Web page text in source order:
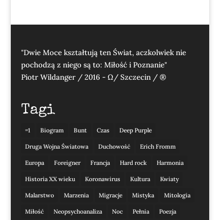
"Dwie Moce kształtują ten Świat, aczkolwiek nie
pochodzą z niego są to: Miłość i Poznanie"
Piotr Wildanger / 2016 - Ω/ Szczecin / ®
Tagi
=1 Biogram Bunt Czas Deep Purple
Druga Wojna Światowa Duchowość Erich Fromm
Europa Foreigner Francja Hard rock Harmonia
Historia XX wieku Koronawirus Kultura Kwiaty
Malarstwo Marzenia Migracje Mistyka Mitologia
Miłość Neopsychoanaliza Noc Pełnia Poezja